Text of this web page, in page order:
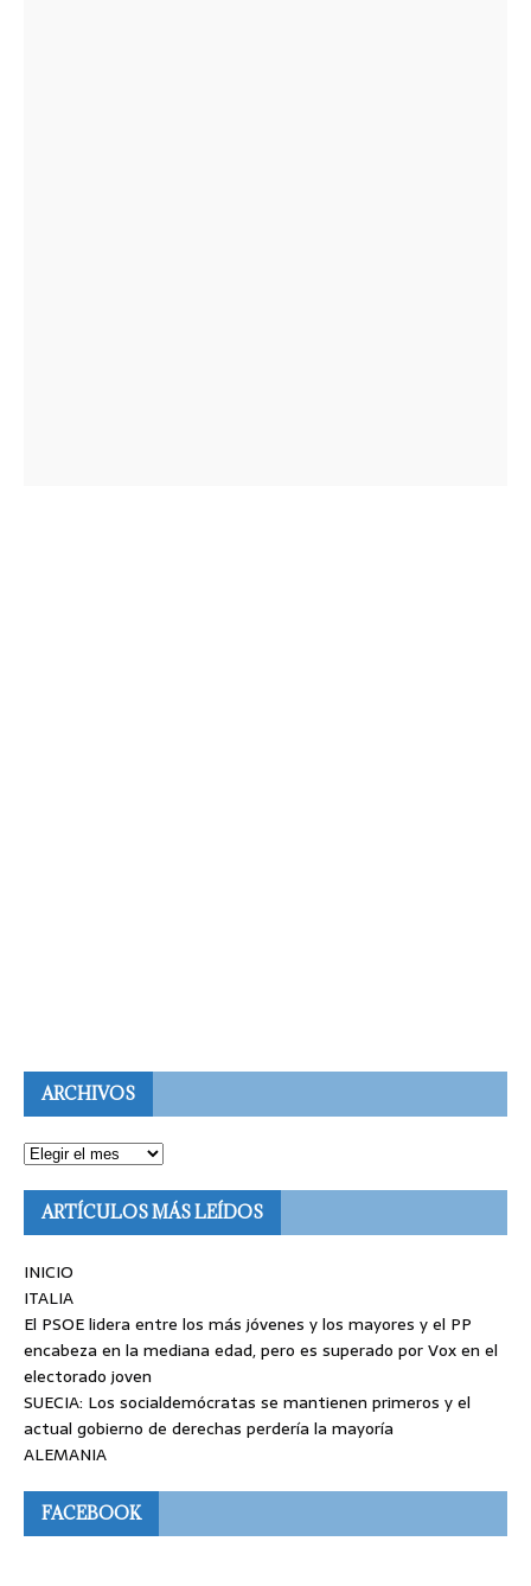
ARCHIVOS
ARTÍCULOS MÁS LEÍDOS
INICIO
ITALIA
El PSOE lidera entre los más jóvenes y los mayores y el PP
encabeza en la mediana edad, pero es superado por Vox en el
electorado joven
SUECIA: Los socialdemócratas se mantienen primeros y el
actual gobierno de derechas perdería la mayoría
ALEMANIA
FACEBOOK